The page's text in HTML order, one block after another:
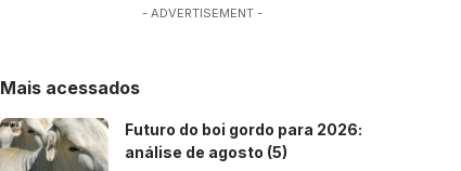
- ADVERTISEMENT -
Mais acessados
Futuro do boi gordo para 2026:
análise de agosto (5)